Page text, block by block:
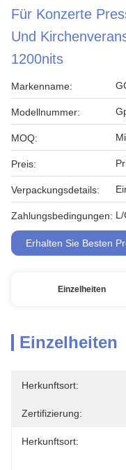
Für Konzerte
Und
1200nits
Markenname:
Modellnummer:
MOQ:
Preis:
Verpackungsdetails:
Zahlungsbedingungen: L/
Erhalten Sie Besten
Einzelheiten
Einzelheiten
Herkunftsort:
Zertifizierung:
Herkunftsort: